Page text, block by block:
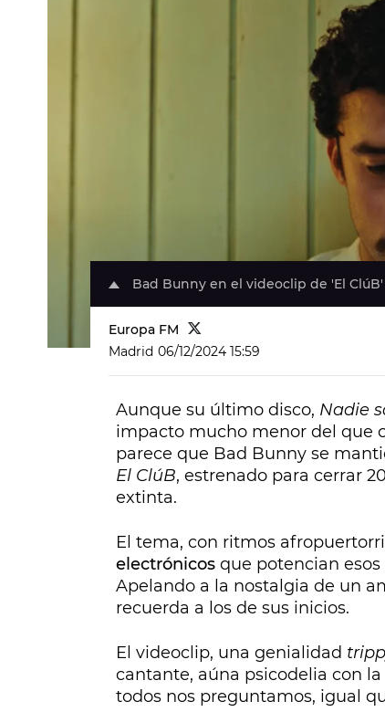
Bad Bunny en el videoclip de 'El
Europa FM
Madrid 06/12/2024 15:59
Aunque su último disco, Nadie
impacto mucho menor del que
parece que Bad Bunny se
El ClúB, estrenado para cerrar
extinta.
El tema, con ritmos
electrónicos que potencian
Apelando a la nostalgia de un
recuerda a los de sus inicios.
El videoclip, una genialidad
cantante, aúna psicodelia con
todos nos preguntamos, igual